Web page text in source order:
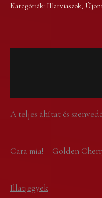
Kategóriák: Illatviaszok,
A teljes áhítat és
Cara mia! – Golden
Illatjegyek